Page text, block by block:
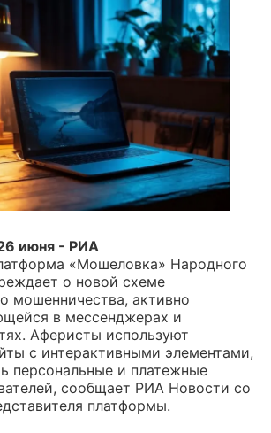
июня - РИА
«Мошеловка» Народного
о новой схеме
мошенничества, активно
в мессенджерах и
Аферисты используют
с интерактивными элементами,
персональные и платежные
сообщает РИА Новости со
платформы.